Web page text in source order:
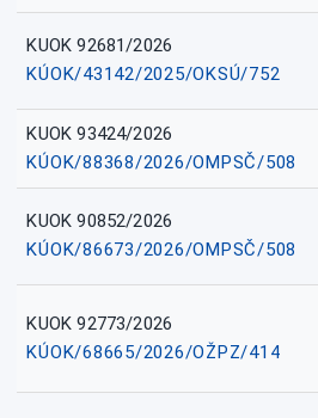
KUOK 92681/2026
KÚOK/43142/2025/OKSÚ/752
KUOK 93424/2026
KÚOK/88368/2026/OMPSČ/508
KUOK 90852/2026
KÚOK/86673/2026/OMPSČ/508
KUOK 92773/2026
KÚOK/68665/2026/OŽPZ/414